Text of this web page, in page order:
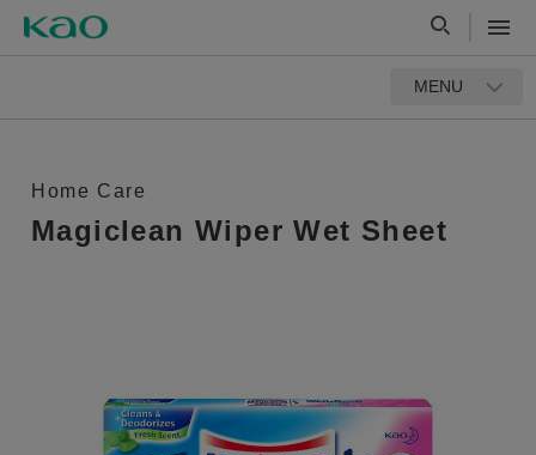
MENU
Home Care
Magiclean Wiper Wet Sheet